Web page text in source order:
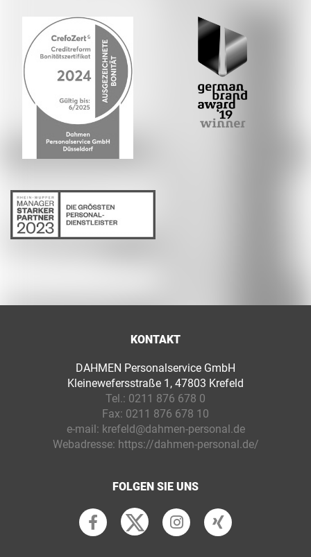
KONTAKT
DAHMEN Personalservice GmbH
Kleinewefersstraße 1, 47803 Krefeld
Tel.: 0211 876 678 0
Fax: 0211 876 678 10
e-mail: krefeld@dahmen-personal.de
Webadresse: https://dahmen-personal.de/
FOLGEN SIE UNS